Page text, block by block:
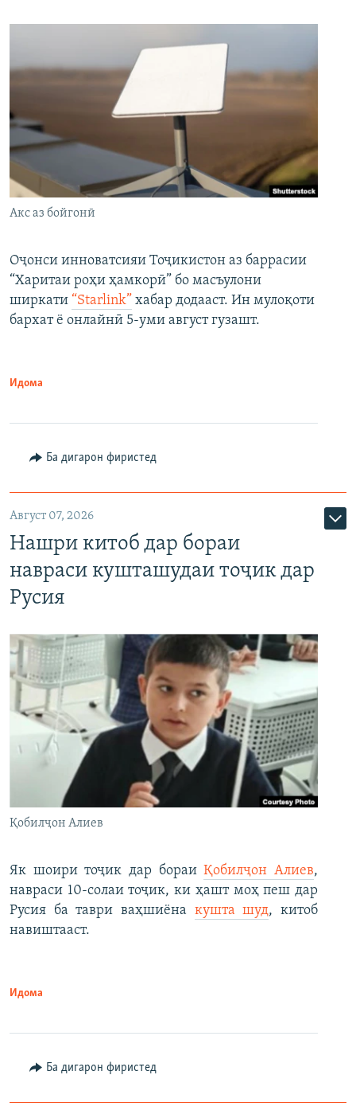
Акс аз бойгонӣ
Оҷонси инноватсияи Тоҷикистон аз баррасии
“Харитаи роҳи ҳамкорӣ” бо масъулони
ширкати “Starlink” хабар додааст. Ин мулоқоти
бархат ё онлайнӣ 5-уми август гузашт.
Идома
Ба дигарон фиристед
Август 07, 2026
Нашри китоб дар бораи
навраси кушташудаи тоҷик дар
Русия
Қобилҷон Алиев
Як шоири тоҷик дар бораиҚобилҷон Алиев,
навраси 10-солаи тоҷик, ки ҳашт моҳ пеш дар
Русия ба таври ваҳшиёна кушта шуд, китоб
навиштааст.
Идома
Ба дигарон фиристед